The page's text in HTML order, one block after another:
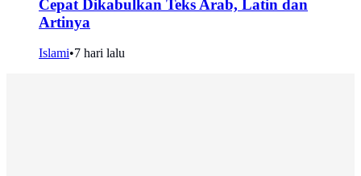
Cepat Dikabulkan Teks Arab, Latin dan
Artinya
Islami•7 hari lalu